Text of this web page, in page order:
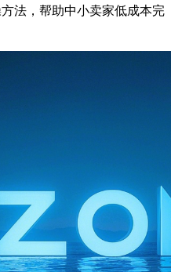
法，帮助中小卖家低成本完